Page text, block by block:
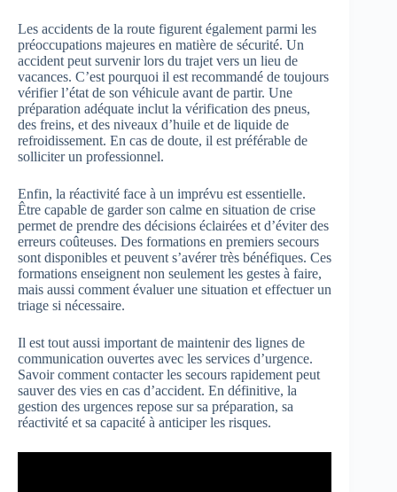
Les accidents de la route figurent également parmi les
préoccupations majeures en matière de sécurité. Un
accident peut survenir lors du trajet vers un lieu de
vacances. C’est pourquoi il est recommandé de toujours
vérifier l’état de son véhicule avant de partir. Une
préparation adéquate inclut la vérification des pneus,
des freins, et des niveaux d’huile et de liquide de
refroidissement. En cas de doute, il est préférable de
solliciter un professionnel.
Enfin, la réactivité face à un imprévu est essentielle.
Être capable de garder son calme en situation de crise
permet de prendre des décisions éclairées et d’éviter des
erreurs coûteuses. Des formations en premiers secours
sont disponibles et peuvent s’avérer très bénéfiques. Ces
formations enseignent non seulement les gestes à faire,
mais aussi comment évaluer une situation et effectuer un
triage si nécessaire.
Il est tout aussi important de maintenir des lignes de
communication ouvertes avec les services d’urgence.
Savoir comment contacter les secours rapidement peut
sauver des vies en cas d’accident. En définitive, la
gestion des urgences repose sur sa préparation, sa
réactivité et sa capacité à anticiper les risques.